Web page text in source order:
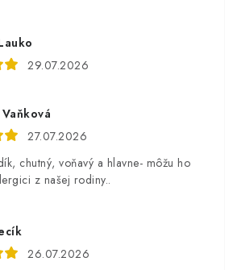
29.07.2026
27.07.2026
chutný, voňavý a hlavne- môžu ho
z našej rodiny..
26.07.2026